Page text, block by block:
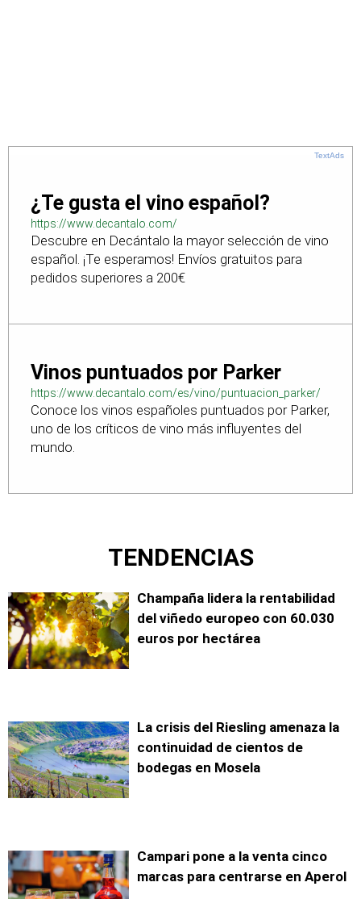
TextAds
¿Te gusta el vino español?
https://www.decantalo.com/
Descubre en Decántalo la mayor selección de vino
español. ¡Te esperamos! Envíos gratuitos para
pedidos superiores a 200€
Vinos puntuados por Parker
https://www.decantalo.com/es/vino/puntuacion_parker/
Conoce los vinos españoles puntuados por Parker,
uno de los críticos de vino más influyentes del
mundo.
TENDENCIAS
Champaña lidera la rentabilidad
del viñedo europeo con 60.030
euros por hectárea
La crisis del Riesling amenaza la
continuidad de cientos de
bodegas en Mosela
Campari pone a la venta cinco
marcas para centrarse en Aperol